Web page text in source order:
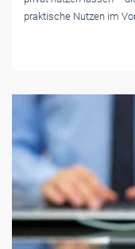
praktische Nutzen im